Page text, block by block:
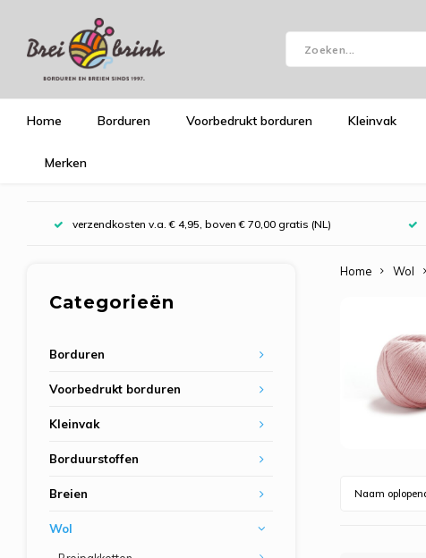
Home Borduren Voorbedrukt borduren Kleinvak
Merken
verzendkosten v.a. € 4,95, boven € 70,00 gratis (NL)
Categorieën
Borduren
Voorbedrukt borduren
Kleinvak
Borduurstoffen
Breien
Wol
Home Wol
Naam